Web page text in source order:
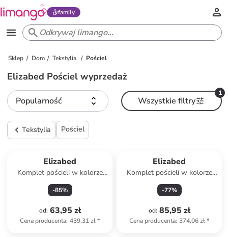
family
Sklep Dom Tekstylia Pościel
Elizabed Pościel wyprzedaż
Popularność
1
Wszystkie filtry
Tekstylia Pościel
Elizabed
Komplet pościeli w kolorze
białym
-85%
od: 63,95 zł
Cena producenta: 439,31 zł*
Elizabed
Komplet pościeli w kolorze
jasnobrązowym
-77%
od: 85,95 zł
Cena producenta: 374,06 zł*